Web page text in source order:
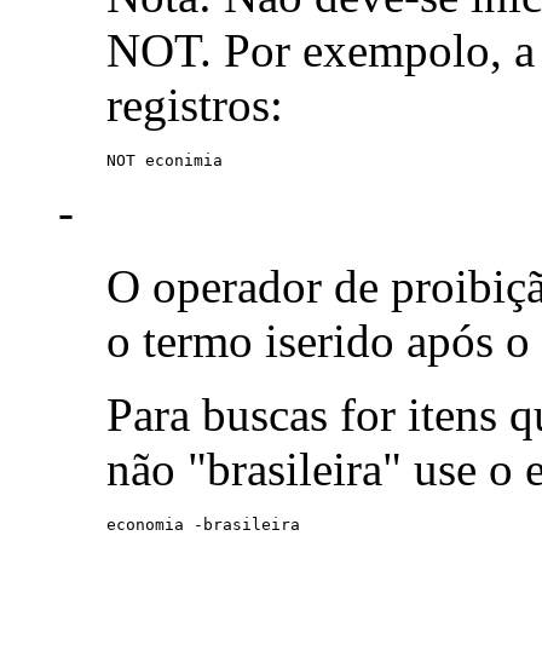
NOT. Por exempolo,
registros:
NOT econimia
-
O operador de
o termo iserido após o
Para buscas for itens
não "brasileira" use o
economia -brasileira